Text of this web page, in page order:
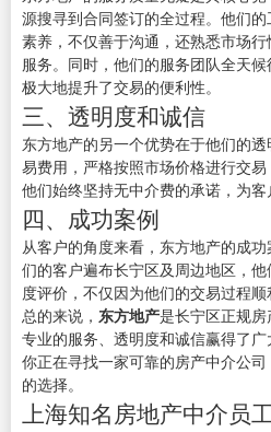
源搜寻到合同签订的全过程。他们
素养，不仅善于沟通，还熟悉市场
服务。同时，他们的服务团队全天
极大地提升了交易的便利性。
三、透明度和诚信
东方地产的另一个优势在于他们的
易费用，严格按照市场价格进行交
他们始终坚持无中介费的承诺，为客
四、成功案例
从客户的角度来看，东方地产的成
们的客户遍布长宁区及周边地区，
度评价，不仅因为他们的交易过程顺
总的来说， 东方地产是长宁区正规
专业的服务、透明度和诚信赢得了
你正在寻找一家可靠的房产中介公
的选择。
上海知名房地产中介员